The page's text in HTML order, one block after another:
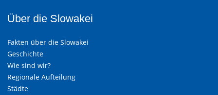
Über die Slowakei
Fakten über die Slowakei
Geschichte
Wie sind wir?
Regionale Aufteilung
Städte